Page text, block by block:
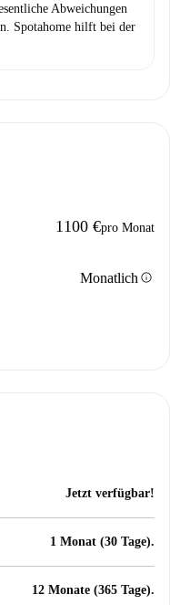
Abweichungen
Spotahome hilft bei der
1100 €pro Monat
Monatlichinfo
Jetzt verfügbar!
1 Monat (30 Tage).
12 Monate (365 Tage).